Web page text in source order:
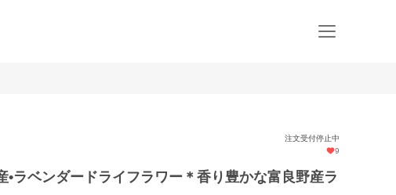
注文受付停止中
9
ラベンダードライフラワー＊香り豊かな富良野産ラ